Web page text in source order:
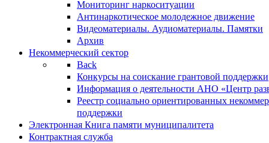
Мониторинг наркоситуации
Антинаркотическое молодежное движение
Видеоматериалы. Аудиоматериалы. Памятки
Архив
Некоммерческий сектор
Back
Конкурсы на соискание грантовой поддержки
Информация о деятельности АНО «Центр
Реестр социально ориентированных
поддержки
Электронная Книга памяти муниципалитета
Контрактная служба